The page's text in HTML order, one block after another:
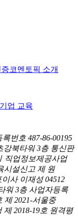
코멘토픽 소개
기업 교육
번호 487-86-00195
강북타워 3층 통신판
직업정보제공사업
시설신고 제 원
사 이재성 04512
워 3층 사업자등록
제 2021-서울중
2018-19호 원격평